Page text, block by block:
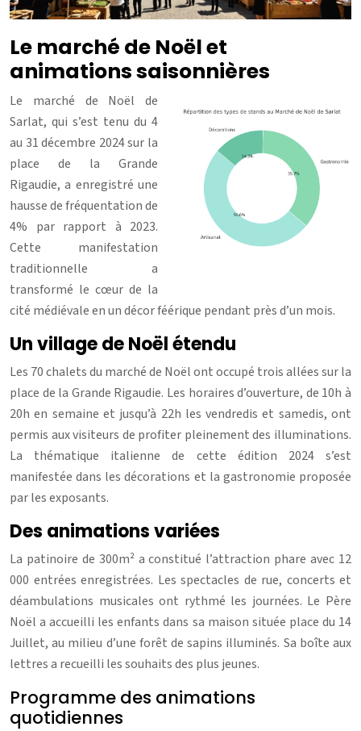
Le marché de Noël et
animations saisonnières
Le marché de Noël de
Sarlat, qui s’est tenu du 4
au 31 décembre 2024 sur la
place de la Grande
Rigaudie, a enregistré une
hausse de fréquentation de
4% par rapport à 2023.
Cette manifestation
traditionnelle a
transformé le cœur de la
cité médiévale en un décor féérique pendant près d’un mois.
Un village de Noël étendu
Les 70 chalets du marché de Noël ont occupé trois allées sur la
place de la Grande Rigaudie. Les horaires d’ouverture, de 10h à
20h en semaine et jusqu’à 22h les vendredis et samedis, ont
permis aux visiteurs de profiter pleinement des illuminations.
La thématique italienne de cette édition 2024 s’est
manifestée dans les décorations et la gastronomie proposée
par les exposants.
Des animations variées
La patinoire de 300m² a constitué l’attraction phare avec 12
000 entrées enregistrées. Les spectacles de rue, concerts et
déambulations musicales ont rythmé les journées. Le Père
Noël a accueilli les enfants dans sa maison située place du 14
Juillet, au milieu d’une forêt de sapins illuminés. Sa boîte aux
lettres a recueilli les souhaits des plus jeunes.
Programme des animations
quotidiennes